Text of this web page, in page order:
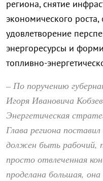
региона, снятие
экономического
удовлетворение
энергоресурсы и
топливно-
– По поручению
Игоря Ивановича
Энергетическая
Глава региона
должен быть рабочий,
просто отвлеченная
проделана большая,